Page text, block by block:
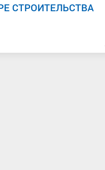
СТРОИТЕЛЬСТВА